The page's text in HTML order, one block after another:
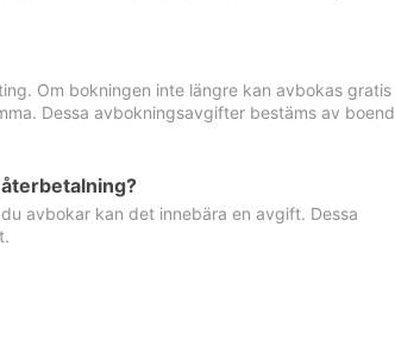
Om bokningen inte längre kan avbokas gratis
Dessa avbokningsavgifter bestäms av
avbokar kan det innebära en avgift. Dessa